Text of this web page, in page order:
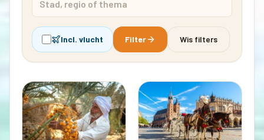
Incl. vlucht Filter Wis filters